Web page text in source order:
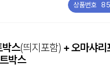
상품번호
박스(띄지포함) + 오마샤리
박스